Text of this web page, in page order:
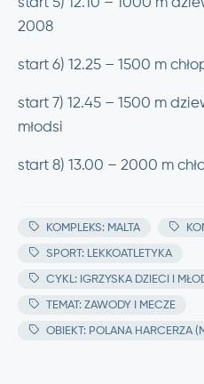
start 5) 12.10 – 1000 m
2008
start 6) 12.25 – 1500 m
start 7) 12.45 – 1500 m
młodsi
start 8) 13.00 – 2000 m
KOMPLEKS: MALTA
SPORT: LEKKOATLETYKA
CYKL: IGRZYSKA DZIECI I
TEMAT: ZAWODY I MECZE
OBIEKT: POLANA HARCERZA